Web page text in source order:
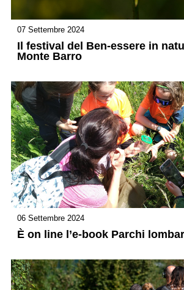
07 Settembre 2024
Il festival del Ben-essere in
Monte Barro
06 Settembre 2024
È on line l’e-book Parchi